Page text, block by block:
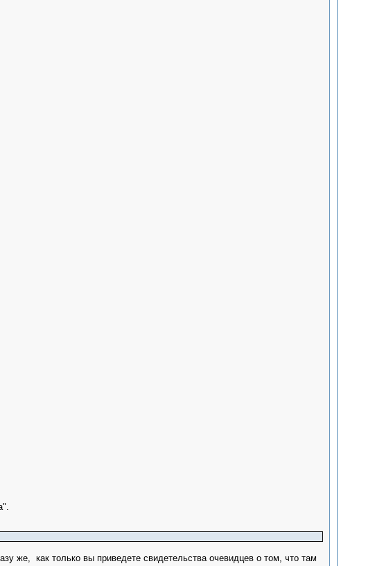
же, как только вы приведете свидетельства очевидцев о том, что там